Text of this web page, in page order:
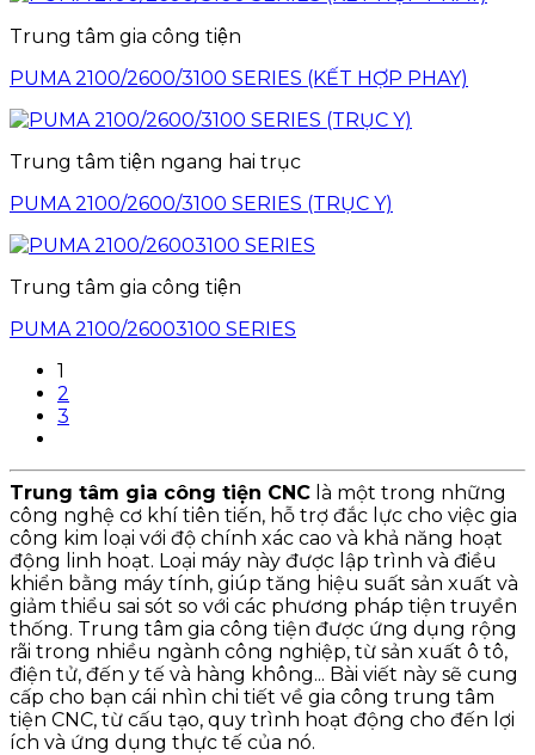
Trung tâm gia công tiện
PUMA 2100/2600/3100 SERIES (KẾT HỢP PHAY)
Trung tâm tiện ngang hai trục
PUMA 2100/2600/3100 SERIES (TRỤC Y)
Trung tâm gia công tiện
PUMA 2100/26003100 SERIES
1
2
3
Trung tâm gia công tiện CNC là một trong những
công nghệ cơ khí tiên tiến, hỗ trợ đắc lực cho việc gia
công kim loại với độ chính xác cao và khả năng hoạt
động linh hoạt. Loại máy này được lập trình và điều
khiển bằng máy tính, giúp tăng hiệu suất sản xuất và
giảm thiểu sai sót so với các phương pháp tiện truyền
thống. Trung tâm gia công tiện được ứng dụng rộng
rãi trong nhiều ngành công nghiệp, từ sản xuất ô tô,
điện tử, đến y tế và hàng không... Bài viết này sẽ cung
cấp cho bạn cái nhìn chi tiết về gia công trung tâm
tiện CNC, từ cấu tạo, quy trình hoạt động cho đến lợi
ích và ứng dụng thực tế của nó.